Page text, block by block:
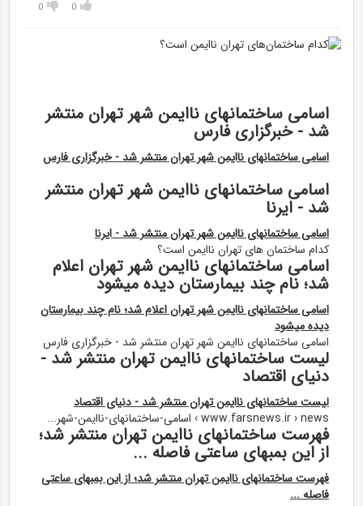
0
0
اسامی ساختمانهای ناایمن شهر تهران منتشر
شد - خبرگزاری فارس
اسامی ساختمانهای ناایمن شهر تهران منتشر شد - خبرگزاری فارس
اسامی ساختمانهای ناایمن شهر تهران منتشر
شد - ایرنا
اسامی ساختمانهای ناایمن شهر تهران منتشر شد - ایرنا
کدام ساختمان های تهران ناایمن است؟
اسامی ساختمانهای ناایمن شهر تهران اعلام
شد؛ نام چند بیمارستان دیده میشود
اسامی ساختمانهای ناایمن شهر تهران اعلام شد؛ نام چند بیمارستان
دیده میشود
اسامی ساختمانهای ناایمن شهر تهران منتشر شد - خبرگزاری فارس
لیست ساختمانهای ناایمن تهران منتشر شد -
دنیای اقتصاد
لیست ساختمانهای ناایمن تهران منتشر شد - دنیای اقتصاد
www.farsnews.ir › news › اسامی-ساختمانهای-ناایمن-شهر...
فهرست ساختمانهای ناایمن تهران منتشر شد؛
از این بمبهای ساعتی فاصله ...
فهرست ساختمانهای ناایمن تهران منتشر شد؛ از این بمبهای ساعتی
فاصله ...